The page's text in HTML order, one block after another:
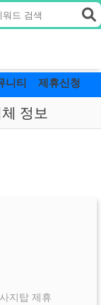
니티 제휴신청
정보
지탑 제휴